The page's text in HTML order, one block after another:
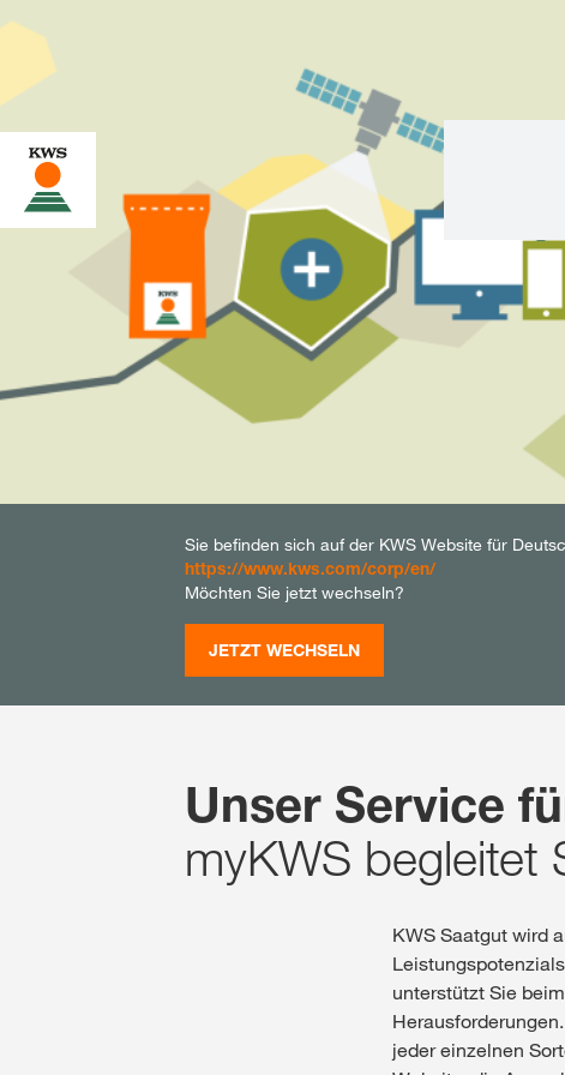
Sie befinden sich auf der KWS Website für
https://www.kws.com/corp/en/
Möchten Sie jetzt wechseln?
JETZT WECHSELN
Unser Service
myKWS begleitet
KWS Saatgut wird
unterstützt Sie
jeder einzelnen